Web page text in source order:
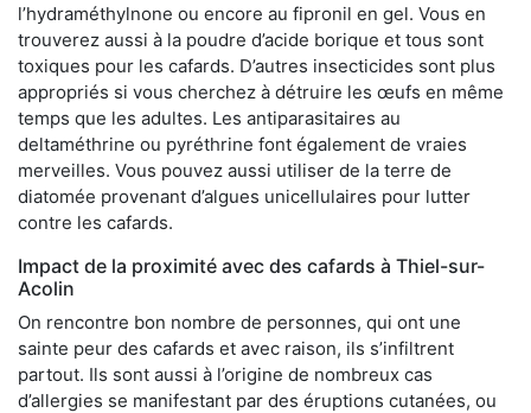
l’hydraméthylnone ou encore au fipronil en gel. Vous en
trouverez aussi à la poudre d’acide borique et tous sont
toxiques pour les cafards. D’autres insecticides sont plus
appropriés si vous cherchez à détruire les œufs en même
temps que les adultes. Les antiparasitaires au
deltaméthrine ou pyréthrine font également de vraies
merveilles. Vous pouvez aussi utiliser de la terre de
diatomée provenant d’algues unicellulaires pour lutter
contre les cafards.
Impact de la proximité avec des cafards à Thiel-sur-
Acolin
On rencontre bon nombre de personnes, qui ont une
sainte peur des cafards et avec raison, ils s’infiltrent
partout. Ils sont aussi à l’origine de nombreux cas
d’allergies se manifestant par des éruptions cutanées, ou